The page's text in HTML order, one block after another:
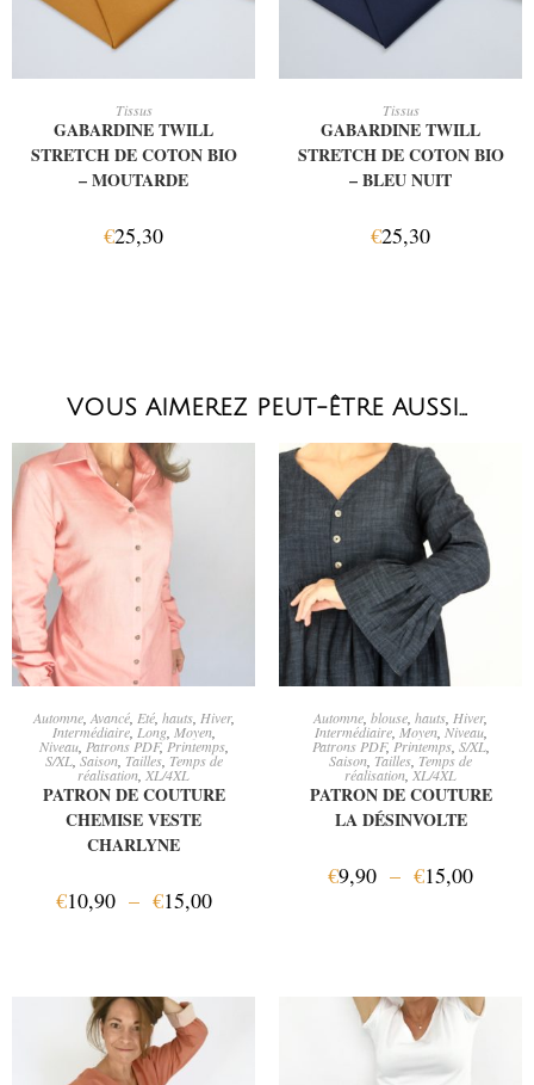
Tissus
GABARDINE TWILL
STRETCH DE COTON BIO
– MOUTARDE
€25,30
Tissus
GABARDINE TWILL
STRETCH DE COTON BIO
– BLEU NUIT
€25,30
VOUS AIMEREZ PEUT-ÊTRE AUSSI…
CHOIX DES OPTIONS
Automne, Avancé, Eté, hauts, Hiver,
Intermédiaire, Long, Moyen,
Niveau, Patrons PDF,Printemps,
S/XL,Saison, Tailles, Temps de
réalisation XL/4XL
PATRON DE COUTURE
CHEMISE VESTE
CHARLYNE
€10,90 – €15,00
CHOIX DES OPTIONS
Automne blouse hauts Hiver,
Intermédiaire, Moyen, Niveau,
Patrons PDF,Printemps, S/XL,
Saison Tailles Temps de
réalisation ,XL/4XL
PATRON DE COUTURE
LA DÉSINVOLTE
€9,90 – €15,00